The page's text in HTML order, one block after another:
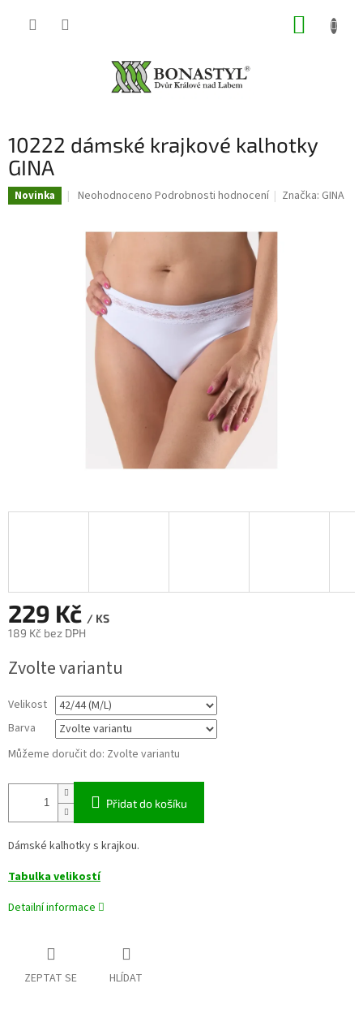
10222 dámské krajkové kalhotky
GINA
Novinka
Průměrné
0,0
hvězdiček.
Neohodnoceno Podrobnosti hodnocení Značka: GINA
229 Kč / KS
189 Kč bez DPH
cena:
Zvolte variantu
Velikost
Barva
Můžeme doručit do: Zvolte variantu
Přidat do košíku
Dámské kalhotky s krajkou.
Tabulka velikostí
Detailní informace
ZEPTAT SE HLÍDAT